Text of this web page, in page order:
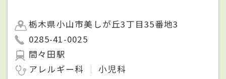
栃木県小山市美しが丘3丁目35番地3
0285-41-0025
間々田駅
アレルギー科
小児科